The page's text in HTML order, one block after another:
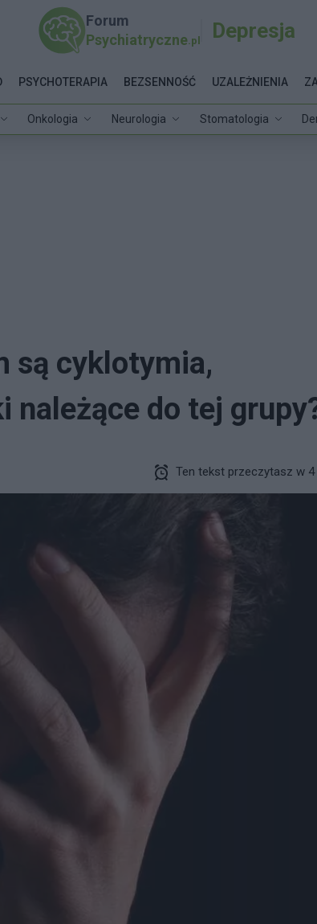
Forum
Psychiatryczne.pl Depresja
Onkologia Neurologia Stomatologia
PSYCHOTERAPIA BEZSENNOŚĆ UZALEŻNIENIA
są cyklotymia,
należące do tej
Ten tekst przeczytasz w 4